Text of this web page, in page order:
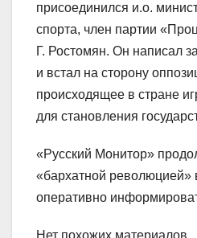
присоединился и.о.
спорта, член партии
Г. Ростомян. Он написал
и встал на сторону
происходящее в стране
для становления
«Русский Монитор»
«бархатной революцией»
оперативно
Нет похожих материалов